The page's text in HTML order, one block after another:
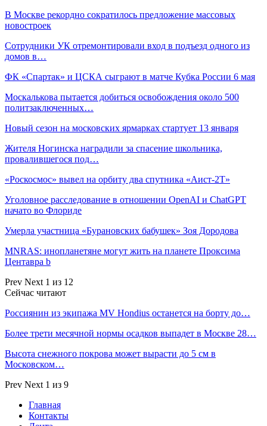
В Москве рекордно сократилось предложение массовых
новостроек
Сотрудники УК отремонтировали вход в подъезд одного из
домов в…
ФК «Спартак» и ЦСКА сыграют в матче Кубка России 6 мая
Москалькова пытается добиться освобождения около 500
политзаключенных…
Новый сезон на московских ярмарках стартует 13 января
Жителя Ногинска наградили за спасение школьника,
провалившегося под…
«Роскосмос» вывел на орбиту два спутника «Аист-2Т»
Уголовное расследование в отношении OpenAI и ChatGPT
начато во Флориде
Умерла участница «Бурановских бабушек» Зоя Дородова
MNRAS: инопланетяне могут жить на планете Проксима
Центавра b
Prev Next 1 из 12
Сейчас читают
Россиянин из экипажа MV Hondius останется на борту до…
Более трети месячной нормы осадков выпадет в Москве 28…
Высота снежного покрова может вырасти до 5 см в
Московском…
Prev Next 1 из 9
Главная
Контакты